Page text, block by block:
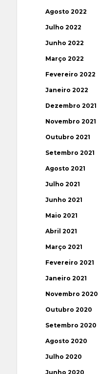
Agosto 2022
Julho 2022
Junho 2022
Março 2022
Fevereiro 2022
Janeiro 2022
Dezembro 2021
Novembro 2021
Outubro 2021
Setembro 2021
Agosto 2021
Julho 2021
Junho 2021
Maio 2021
Abril 2021
Março 2021
Fevereiro 2021
Janeiro 2021
Novembro 2020
Outubro 2020
Setembro 2020
Agosto 2020
Julho 2020
Junho 2020